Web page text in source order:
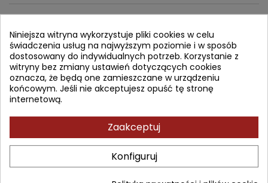
28,90 zł
Najniższa cena w okresie 30 dni przed promocją:28,90 zł
Ilość Produkt niedostępny
Nakład wyczerpany (niedostępny u wydawcy)
Powiadom mnie o dostępności
Niniejsza witryna wykorzystuje pliki cookies w celu
świadczenia usług na najwyższym poziomie i w sposób
dostosowany do indywidualnych potrzeb. Korzystanie z
witryny bez zmiany ustawień dotyczących cookies
oznacza, że będą one zamieszczane w urządzeniu
końcowym. Jeśli nie akceptujesz opuść tę stronę
internetową.
Zaakceptuj
Konfiguruj